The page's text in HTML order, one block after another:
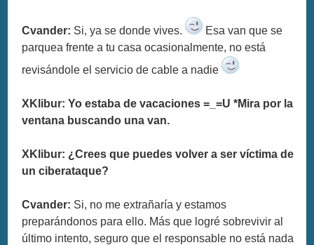
Cvander: Si, ya se donde vives.
Esa van que se
parquea frente a tu casa ocasionalmente, no está
revisándole el servicio de cable a nadie
XKlibur: Yo estaba de vacaciones =_=U *Mira por la
ventana buscando una van.
XKlibur: ¿Crees que puedes volver a ser víctima de
un ciberataque?
Cvander: Si, no me extrañaría y estamos
preparándonos para ello. Más que logré sobrevivir al
último intento, seguro que el responsable no está nada